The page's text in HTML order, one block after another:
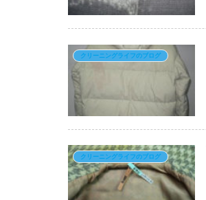
クリーニングライフのブログ
クリーニングライフのブログ